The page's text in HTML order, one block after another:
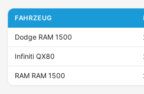
FAHRZEUG
Dodge RAM 1500
Infiniti QX80
RAM RAM 1500